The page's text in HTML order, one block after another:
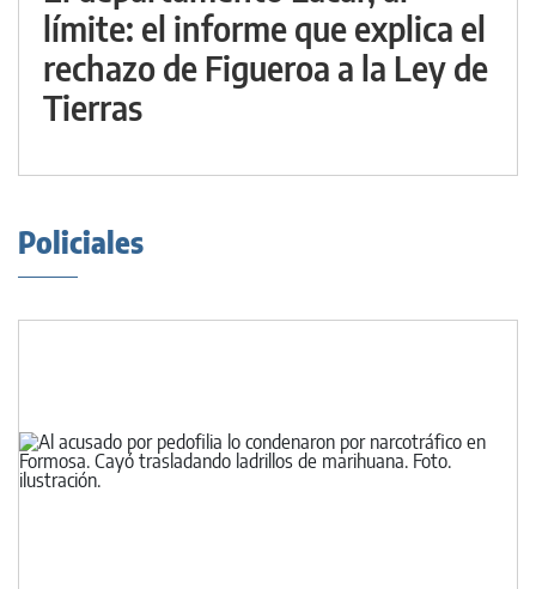
límite: el informe que explica el
rechazo de Figueroa a la Ley de
Tierras
Policiales